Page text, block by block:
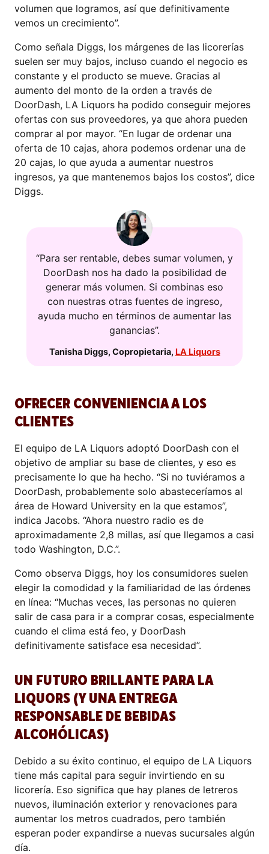
volumen que logramos, así que definitivamente
vemos un crecimiento”.
Como señala Diggs, los márgenes de las licorerías
suelen ser muy bajos, incluso cuando el negocio es
constante y el producto se mueve. Gracias al
aumento del monto de la orden a través de
DoorDash, LA Liquors ha podido conseguir mejores
ofertas con sus proveedores, ya que ahora pueden
comprar al por mayor. “En lugar de ordenar una
oferta de 10 cajas, ahora podemos ordenar una de
20 cajas, lo que ayuda a aumentar nuestros
ingresos, ya que mantenemos bajos los costos”, dice
Diggs.
“Para ser rentable, debes sumar volumen, y
DoorDash nos ha dado la posibilidad de
generar más volumen. Si combinas eso
con nuestras otras fuentes de ingreso,
ayuda mucho en términos de aumentar las
ganancias”.
Tanisha Diggs, Copropietaria, LA Liquors
OFRECER CONVENIENCIA A LOS
CLIENTES
El equipo de LA Liquors adoptó DoorDash con el
objetivo de ampliar su base de clientes, y eso es
precisamente lo que ha hecho. “Si no tuviéramos a
DoorDash, probablemente solo abasteceríamos al
área de Howard University en la que estamos”,
indica Jacobs. “Ahora nuestro radio es de
aproximadamente 2,8 millas, así que llegamos a casi
todo Washington, D.C.”.
Como observa Diggs, hoy los consumidores suelen
elegir la comodidad y la familiaridad de las órdenes
en línea: “Muchas veces, las personas no quieren
salir de casa para ir a comprar cosas, especialmente
cuando el clima está feo, y DoorDash
definitivamente satisface esa necesidad”.
UN FUTURO BRILLANTE PARA LA
LIQUORS (Y UNA ENTREGA
RESPONSABLE DE BEBIDAS
ALCOHÓLICAS)
Debido a su éxito continuo, el equipo de LA Liquors
tiene más capital para seguir invirtiendo en su
licorería. Eso significa que hay planes de letreros
nuevos, iluminación exterior y renovaciones para
aumentar los metros cuadrados, pero también
esperan poder expandirse a nuevas sucursales algún
día.